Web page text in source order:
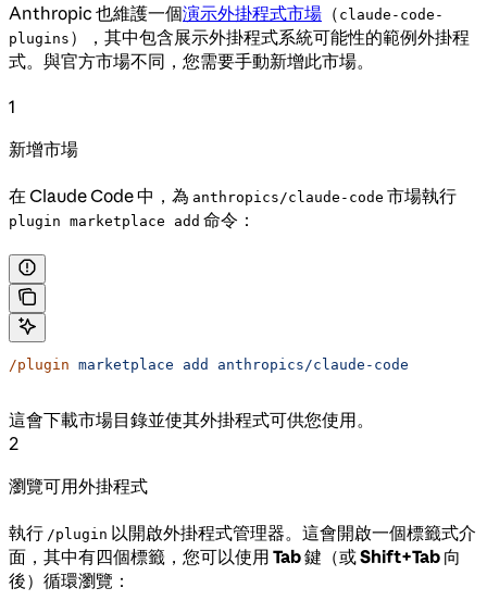
Anthropic 也維護一個演示外掛程式市場 （ claude-code-
plugins ），其中包含展示外掛程式系統可能性的範例外掛程
式。與官方市場不同，您需要手動新增此市場。
1
新增市場
在 Claude Code 中，為 anthropics/claude-code 市場執行
plugin marketplace add 命令：
/plugin marketplace add anthropics/claude-code
這會下載市場目錄並使其外掛程式可供您使用。
2
瀏覽可用外掛程式
執行 /plugin 以開啟外掛程式管理器。這會開啟一個標籤式介
面，其中有四個標籤，您可以使用 Tab鍵（或Shift+Tab 向
後）循環瀏覽：